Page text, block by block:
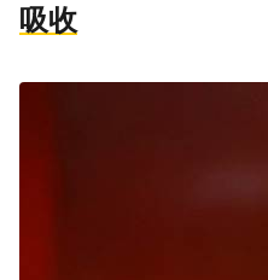
吸收